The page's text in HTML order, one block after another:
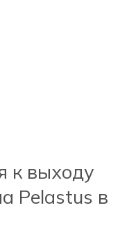
к выходу
Pelastus в